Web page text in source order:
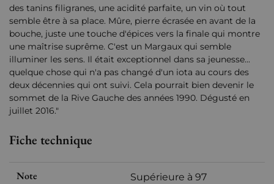
des tanins filigranes, une acidité parfaite, un vin où tout
semble être à sa place. Mûre, pierre écrasée en avant de la
bouche, juste une touche d'épices vers la finale qui montre
une maîtrise suprême. C'est un Margaux qui semble
illuminer les sens. Il était exceptionnel dans sa jeunesse...
quelque chose qui n'a pas changé d'un iota au cours des
deux décennies qui ont suivi. Cela pourrait bien devenir le
sommet de la Rive Gauche des années 1990. Dégusté en
juillet 2016."
Fiche technique
Note Supérieure à 97